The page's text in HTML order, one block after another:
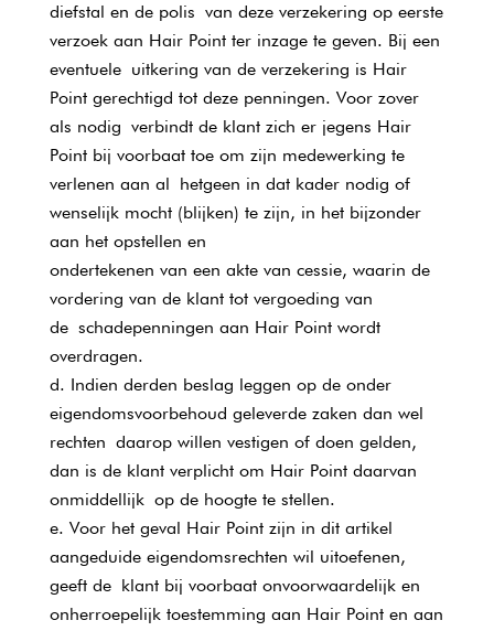
diefstal en de polis van deze verzekering op eerste
verzoek aan Hair Point ter inzage te geven. Bij een
eventuele uitkering van de verzekering is Hair
Point gerechtigd tot deze penningen. Voor zover
als nodig verbindt de klant zich er jegens Hair
Point bij voorbaat toe om zijn medewerking te
verlenen aan al hetgeen in dat kader nodig of
wenselijk mocht (blijken) te zijn, in het bijzonder
aan het opstellen en
ondertekenen van een akte van cessie, waarin de
vordering van de klant tot vergoeding van
de schadepenningen aan Hair Point wordt
overdragen.
Indien derden beslag leggen op de onder
eigendomsvoorbehoud geleverde zaken dan wel
rechten daarop willen vestigen of doen gelden,
dan is de klant verplicht om Hair Point daarvan
onmiddellijk op de hoogte te stellen.
Voor het geval Hair Point zijn in dit artikel
aangeduide eigendomsrechten wil uitoefenen,
geeft de klant bij voorbaat onvoorwaardelijk en
onherroepelijk toestemming aan Hair Point en aan